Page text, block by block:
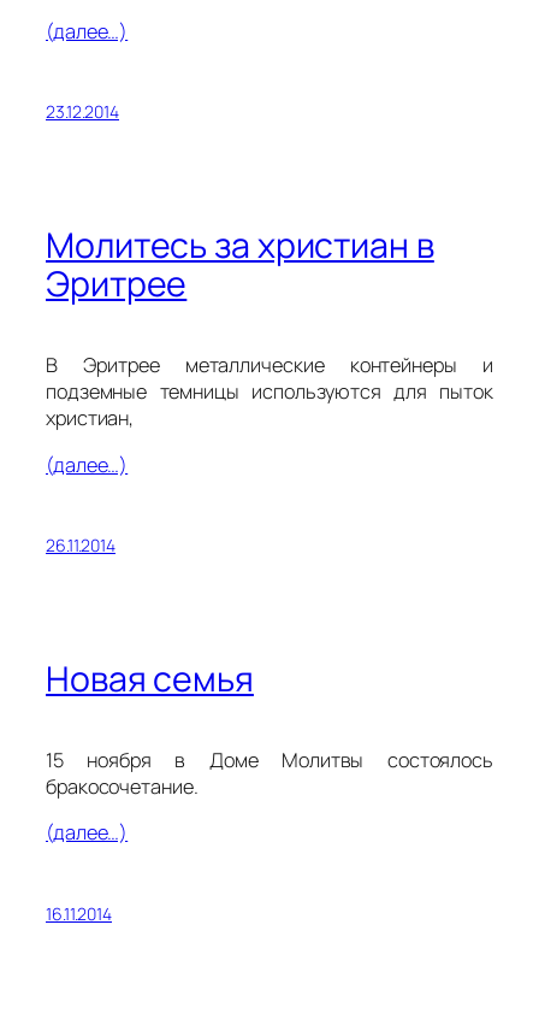
(далее…)
23.12.2014
Молитесь за христиан в
Эритрее
В Эритрее металлические контейнеры и
подземные темницы используются для пыток
христиан,
(далее…)
26.11.2014
Новая семья
15 ноября в Доме Молитвы состоялось
бракосочетание.
(далее…)
16.11.2014